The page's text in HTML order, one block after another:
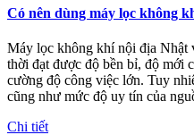
Có nên dùng máy lọc không
Máy lọc không khí nội địa Nhật
thời đạt được độ bền bỉ, độ mới
cường độ công việc lớn. Tuy
cũng như mức độ uy tín của
Chi tiết